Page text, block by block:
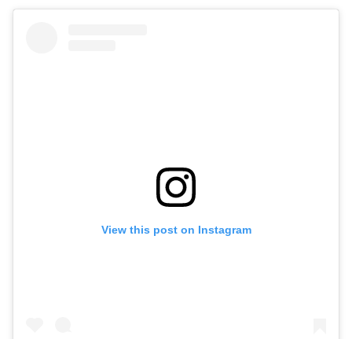
View this post on Instagram